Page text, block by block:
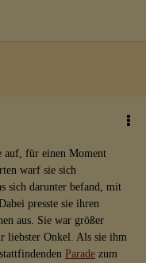
auf, für einen Moment
warf sie sich
sich darunter befand, mit
presste sie ihren
aus. Sie war größer
liebster Onkel. Als sie ihm
Parade zum